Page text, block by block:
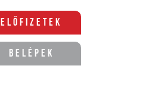
Előfizetek
Belépek